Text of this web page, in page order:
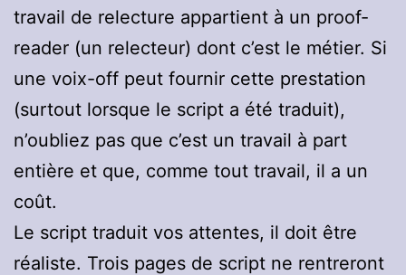
travail de relecture appartient à un proof-
reader (un relecteur) dont c’est le métier. Si
une voix-off peut fournir cette prestation
(surtout lorsque le script a été traduit),
n’oubliez pas que c’est un travail à part
entière et que, comme tout travail, il a un
coût.
Le script traduit vos attentes, il doit être
réaliste. Trois pages de script ne rentreront